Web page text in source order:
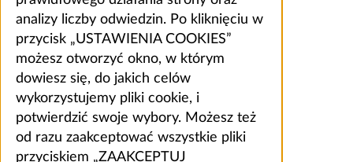
analizy liczby odwiedzin. Po kliknięciu w
przycisk „USTAWIENIA COOKIES”
możesz otworzyć okno, w którym
dowiesz się, do jakich celów
wykorzystujemy pliki cookie, i
potwierdzić swoje wybory. Możesz też
od razu zaakceptować wszystkie pliki
przyciskiem „ZAAKCEPTUJ